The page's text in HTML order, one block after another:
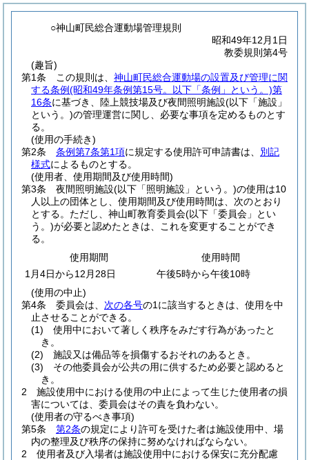
○神山町民総合運動場管理規則
昭和49年12月1日
教委規則第4号
(趣旨)
第1条
この規則は、 神山町民総合運動場の設置及び管理に関
する条例(昭和49年条例第15号。以下「条例」という。)第
16条に基づき、陸上競技場及び夜間照明施設(以下「施設」
という。)の管理運営に関し、必要な事項を定めるものとす
る。
(使用の手続き)
第2条
条例第7条第1項に規定する使用許可申請書は、 別記
様式によるものとする。
(使用者、使用期間及び使用時間)
第3条
夜間照明施設(以下「照明施設」という。)の使用は10
人以上の団体とし、使用期間及び使用時間は、次のとおり
とする。 ただし、神山町教育委員会(以下「委員会」とい
う。)が必要と認めたときは、これを変更することができ
る。
使用期間
使用時間
1月4日から12月28日
午後5時から午後10時
(使用の中止)
第4条
委員会は、 次の各号の1に該当するときは、使用を中
止させることができる。
(1)
使用中において著しく秩序をみだす行為があったと
き。
(2)
施設又は備品等を損傷するおそれのあるとき。
(3)
その他委員会が公共の用に供するため必要と認めると
き。
2
施設使用中における使用の中止によって生じた使用者の損
害については、委員会はその責を負わない。
(使用者の守るべき事項)
第5条
第2条の規定により許可を受けた者は施設使用中、場
内の整理及び秩序の保持に努めなければならない。
2
使用者及び入場者は施設使用中における保安に充分配慮